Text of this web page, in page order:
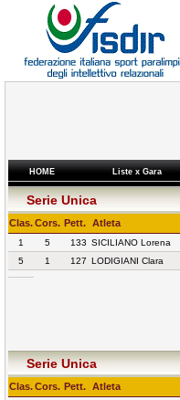
HOME Liste x Gara
Serie Unica
Clas.Cors. Pett. Atleta
1 5 133 SICILIANO Lorena
5
1 127 LODIGIANI Clara
Serie Unica
Clas.Cors. Pett. Atleta